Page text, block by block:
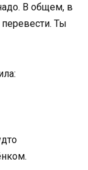
В общем, в
Ты